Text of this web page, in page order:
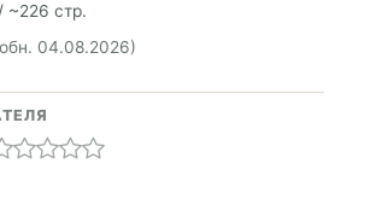
~226 стр.
04.08.2026)